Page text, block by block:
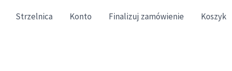
Strzelnica Konto Finalizuj zamówienie Koszyk